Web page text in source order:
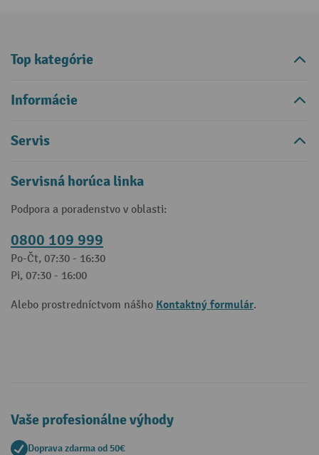
Top kategórie
Informácie
Servis
Servisná horúca linka
Podpora a poradenstvo v oblasti:
0800 109 999
Po-Čt, 07:30 - 16:30
Pi, 07:30 - 16:00
Alebo prostredníctvom nášho Kontaktný formulár.
Vaše profesionálne výhody
Doprava zdarma od 50€